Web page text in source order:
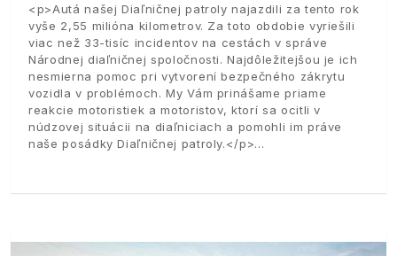
<p>Autá našej Diaľničnej patroly najazdili za tento rok
vyše 2,55 milióna kilometrov. Za toto obdobie vyriešili
viac než 33-tisíc incidentov na cestách v správe
Národnej diaľničnej spoločnosti. Najdôležitejšou je ich
nesmierna pomoc pri vytvorení bezpečného zákrytu
vozidla v problémoch. My Vám prinášame priame
reakcie motoristiek a motoristov, ktorí sa ocitli v
núdzovej situácii na diaľniciach a pomohli im práve
naše posádky Diaľničnej patroly.</p>